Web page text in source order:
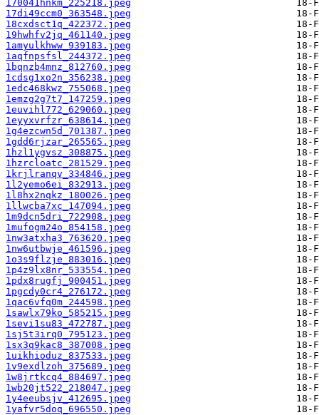
170041hnkm_225218.jpeg
17di49ccm0_363548.jpeg
18cxdsct1q_422372.jpeg
19hwhfv2jq_461140.jpeg
1amyulkhww_939183.jpeg
1aqfnpsfsl_244372.jpeg
1bqnzb4mnz_812760.jpeg
1cdsg1xo2n_356238.jpeg
1edc468kwz_755068.jpeg
1emzg2g7t7_147259.jpeg
1euvihl772_629060.jpeg
1eyyxvrfzr_638614.jpeg
1g4ezcwn5d_701387.jpeg
1gdd6rjzar_265565.jpeg
1hzl1ygvsz_308875.jpeg
1hzrcloatc_281529.jpeg
1krjlranqv_334846.jpeg
1l2yemo6ei_832913.jpeg
1l8hx2nqkz_180026.jpeg
1llwcba7xc_147094.jpeg
1m9dcn5dri_722908.jpeg
1mufogm24o_854158.jpeg
1nw3atxha3_763620.jpeg
1nw6utbwje_461596.jpeg
1o3s9flzje_883016.jpeg
1p4z9lx8nr_533554.jpeg
1pdx8rugfj_900451.jpeg
1pgcdy0cr4_276172.jpeg
1qac6vfq0m_244598.jpeg
1sawlx79ko_585215.jpeg
1sevi1su83_472787.jpeg
1sj5t3irq0_795123.jpeg
1sx3q9kac8_387008.jpeg
1uikhioduz_837533.jpeg
1v9exdlzoh_375689.jpeg
1w8jrtkcq4_884697.jpeg
1wb20jt522_218047.jpeg
1y4eeubsjv_412695.jpeg
1yafvr5doq_696550.jpeg